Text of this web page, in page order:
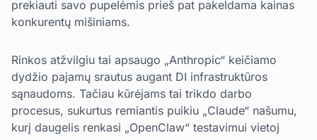
prekiauti savo pupelėmis prieš pat pakeldama kainas
konkurentų mišiniams.
Rinkos atžvilgiu tai apsaugo „Anthropic“ keičiamo
dydžio pajamų srautus augant DI infrastruktūros
sąnaudoms. Tačiau kūrėjams tai trikdo darbo
procesus, sukurtus remiantis puikiu „Claude“ našumu,
kurį daugelis renkasi „OpenClaw“ testavimui vietoj